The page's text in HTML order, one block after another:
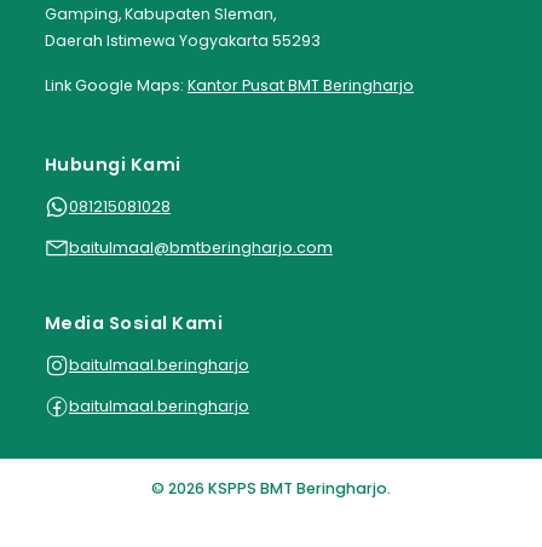
Gamping, Kabupaten Sleman,
Daerah Istimewa Yogyakarta 55293
Link Google Maps: Kantor Pusat BMT Beringharjo
Hubungi Kami
081215081028
baitulmaal@bmtberingharjo.com
Media Sosial Kami
baitulmaal.beringharjo
baitulmaal.beringharjo
© 2026 KSPPS BMT Beringharjo.